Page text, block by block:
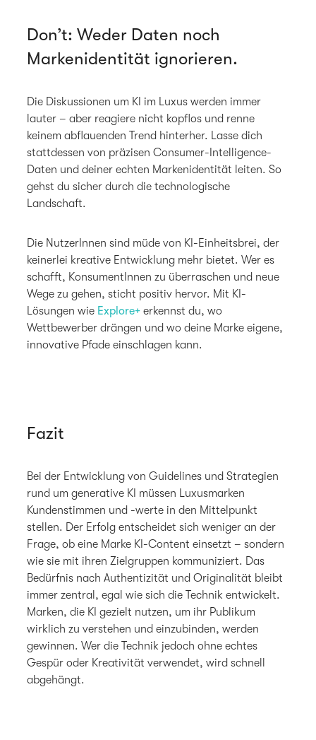
Don’t: Weder Daten noch
Markenidentität ignorieren.
Die Diskussionen um KI im Luxus werden immer
lauter – aber reagiere nicht kopflos und renne
keinem abflauenden Trend hinterher. Lasse dich
stattdessen von präzisen Consumer-Intelligence-
Daten und deiner echten Markenidentität leiten. So
gehst du sicher durch die technologische
Landschaft.
Die NutzerInnen sind müde von KI-Einheitsbrei, der
keinerlei kreative Entwicklung mehr bietet. Wer es
schafft, KonsumentInnen zu überraschen und neue
Wege zu gehen, sticht positiv hervor. Mit KI-
Lösungen wie Explore+ erkennst du, wo
Wettbewerber drängen und wo deine Marke eigene,
innovative Pfade einschlagen kann.
Fazit
Bei der Entwicklung von Guidelines und Strategien
rund um generative KI müssen Luxusmarken
Kundenstimmen und -werte in den Mittelpunkt
stellen. Der Erfolg entscheidet sich weniger an der
Frage, ob eine Marke KI-Content einsetzt – sondern
wie sie mit ihren Zielgruppen kommuniziert. Das
Bedürfnis nach Authentizität und Originalität bleibt
immer zentral, egal wie sich die Technik entwickelt.
Marken, die KI gezielt nutzen, um ihr Publikum
wirklich zu verstehen und einzubinden, werden
gewinnen. Wer die Technik jedoch ohne echtes
Gespür oder Kreativität verwendet, wird schnell
abgehängt.